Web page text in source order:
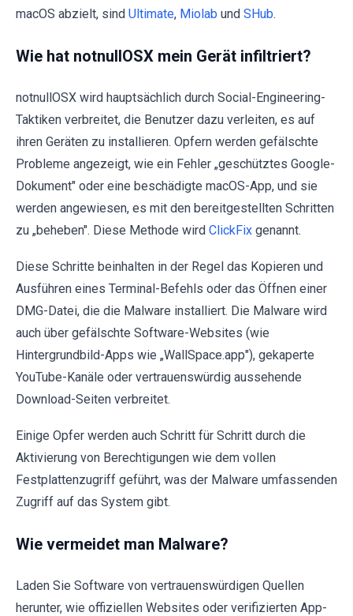
macOS abzielt, sind Ultimate, Miolab und SHub.
Wie hat notnullOSX mein Gerät infiltriert?
notnullOSX wird hauptsächlich durch Social-Engineering-
Taktiken verbreitet, die Benutzer dazu verleiten, es auf
ihren Geräten zu installieren. Opfern werden gefälschte
Probleme angezeigt, wie ein Fehler „geschütztes Google-
Dokument" oder eine beschädigte macOS-App, und sie
werden angewiesen, es mit den bereitgestellten Schritten
zu „beheben". Diese Methode wird ClickFix genannt.
Diese Schritte beinhalten in der Regel das Kopieren und
Ausführen eines Terminal-Befehls oder das Öffnen einer
DMG-Datei, die die Malware installiert. Die Malware wird
auch über gefälschte Software-Websites (wie
Hintergrundbild-Apps wie „WallSpace.app"), gekaperte
YouTube-Kanäle oder vertrauenswürdig aussehende
Download-Seiten verbreitet.
Einige Opfer werden auch Schritt für Schritt durch die
Aktivierung von Berechtigungen wie dem vollen
Festplattenzugriff geführt, was der Malware umfassenden
Zugriff auf das System gibt.
Wie vermeidet man Malware?
Laden Sie Software von vertrauenswürdigen Quellen
herunter, wie offiziellen Websites oder verifizierten App-